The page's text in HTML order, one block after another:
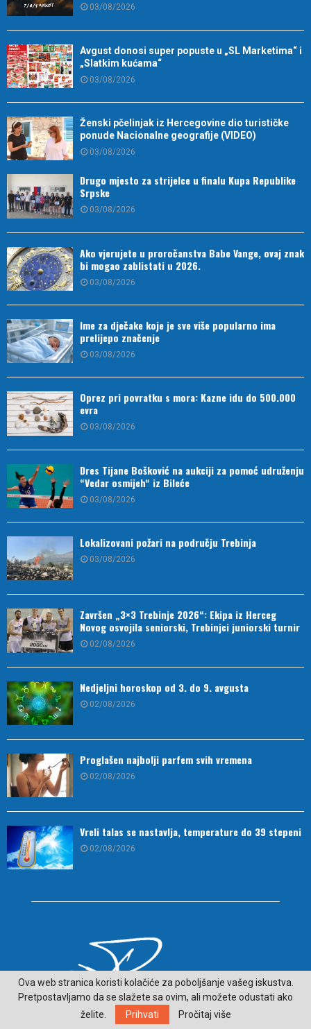
03/08/2026
Avgust donosi super popuste u „SL Marketima“ i
„Slatkim kućama“
03/08/2026
Ženski pčelinjak iz Hercegovine dio turističke
ponude Nacionalne geografije (VIDEO)
03/08/2026
Drugo mjesto za strijelce u finalu Kupa Republike
Srpske
03/08/2026
Ako vjerujete u proročanstva Babe Vange, ovaj znak
bi mogao zablistati u 2026.
03/08/2026
Ime za dječake koje je sve više popularno ima
prelijepo značenje
03/08/2026
Oprez pri povratku s mora: Kazne idu do 500.000
evra
03/08/2026
Dres Tijane Bošković na aukciji za pomoć udruženju
“Vedar osmijeh“ iz Bileće
03/08/2026
Lokalizovani požari na području Trebinja
03/08/2026
Završen „3×3 Trebinje 2026“: Ekipa iz Herceg
Novog osvojila seniorski, Trebinjci juniorski turnir
02/08/2026
Nedjeljni horoskop od 3. do 9. avgusta
02/08/2026
Proglašen najbolji parfem svih vremena
02/08/2026
Vreli talas se nastavlja, temperature do 39 stepeni
02/08/2026
Ova web stranica koristi kolačiće za poboljšanje vašeg iskustva.
Pretpostavljamo da se slažete sa ovim, ali možete odustati ako
želite.
Prihvati Pročitaj više